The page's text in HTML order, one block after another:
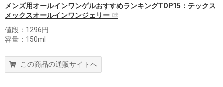
メンズ用オールインワンゲルおすすめランキングTOP15：テックス
メックスオールインワンジェリー
値段：1296円
容量：150ml
この商品の通販サイトへ